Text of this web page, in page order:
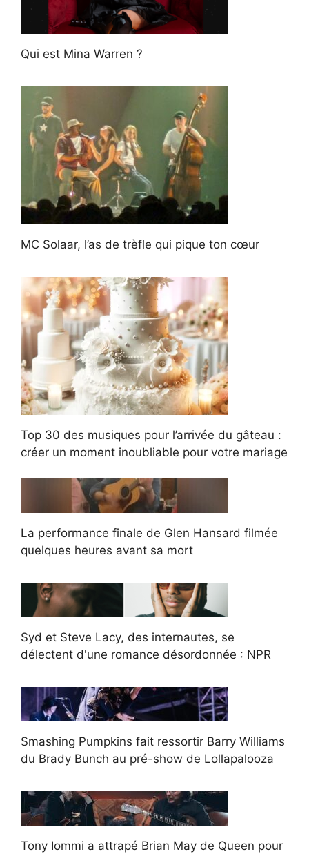
Qui est Mina Warren ?
MC Solaar, l’as de trèfle qui pique ton cœur
Top 30 des musiques pour l’arrivée du gâteau :
créer un moment inoubliable pour votre mariage
La performance finale de Glen Hansard filmée
quelques heures avant sa mort
Syd et Steve Lacy, des internautes, se
délectent d'une romance désordonnée : NPR
Smashing Pumpkins fait ressortir Barry Williams
du Brady Bunch au pré-show de Lollapalooza
Tony Iommi a attrapé Brian May de Queen pour